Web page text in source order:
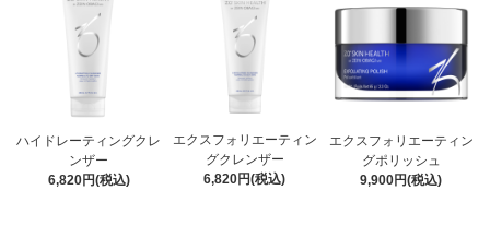
ハイドレーティングクレ
ンザー
6,820円(税込)
エクスフォリエーティン
グクレンザー
6,820円(税込)
エクスフォリエーティン
グポリッシュ
9,900円(税込)